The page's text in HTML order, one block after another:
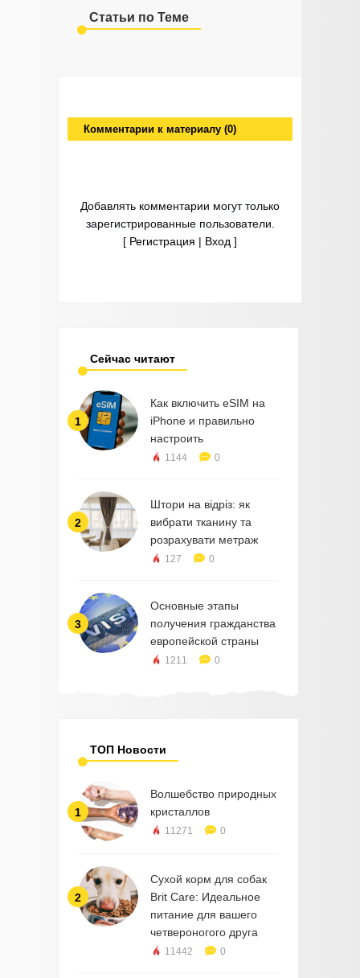
Статьи по Теме
Комментарии к материалу (0)
Добавлять комментарии могут только
зарегистрированные пользователи.
[ Регистрация | Вход ]
Сейчас читают
1
Как включить eSIM на
iPhone и правильно
настроить
1144 0
2
Штори на відріз: як
вибрати тканину та
розрахувати метраж
127 0
3
Основные этапы
получения гражданства
европейской страны
1211 0
ТОП Новости
1
Волшебство природных
кристаллов
11271 0
2
Сухой корм для собак
Brit Care: Идеальное
питание для вашего
четвероногого друга
11442 0